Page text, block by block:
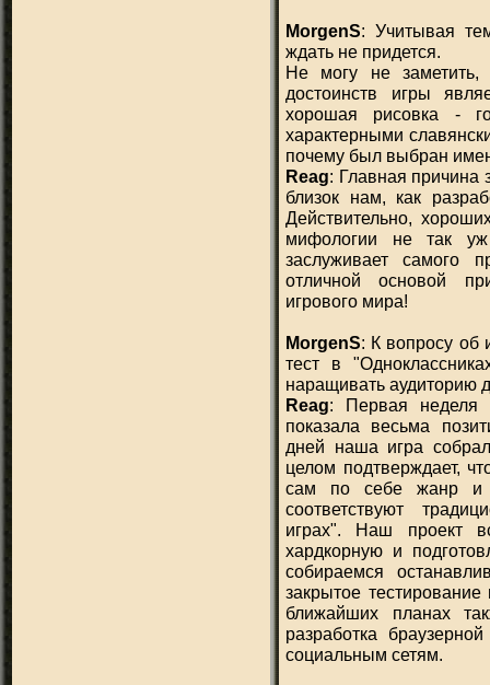
MorgenS: Учитывая
ждать не придется.
Не могу не
достоинств игры
хорошая рисовка -
характерными
почему был выбран
Reag: Главная причина
близок нам, как
Действительно,
мифологии не так
заслуживает самого
отличной основой
игрового мира!
MorgenS: К вопросу об
тест в
наращивать аудиторию
Reag: Первая неделя
показала весьма
дней наша игра
целом подтверждает,
сам по себе жанр и
соответствуют
играх". Наш проект
хардкорную и
собираемся
закрытое
ближайших планах
разработка
социальным сетям.